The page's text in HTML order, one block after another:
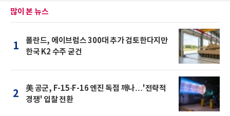
많이 본 뉴스
1
폴란드, 에이브럼스 300대 추가 검토한다지만
한국 K2 수주 굳건
2
美 공군, F-15·F-16 엔진 독점 깨나…'전략적
경쟁' 입찰 전환